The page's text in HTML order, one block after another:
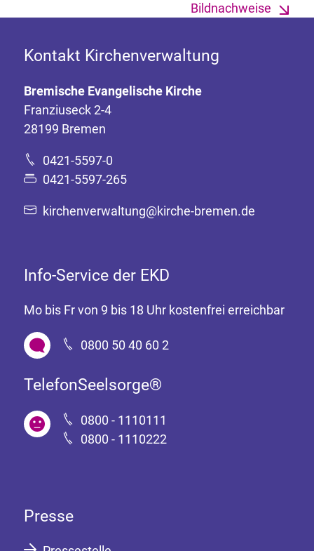
Bildnachweise
Kontakt Kirchenverwaltung
Bremische Evangelische Kirche
Franziuseck 2-4
28199 Bremen
0421-5597-0
0421-5597-265
kirchenverwaltung@kirche-bremen.de
Info-Service der EKD
Mo bis Fr von 9 bis 18 Uhr kostenfrei erreichbar
0800 50 40 60 2
TelefonSeelsorge®
0800 - 1110111
0800 - 1110222
Presse